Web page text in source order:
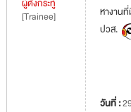
ผู้ตั้งกระทู้
[Trainee]
หางาน
ปวส.
วันที่ :